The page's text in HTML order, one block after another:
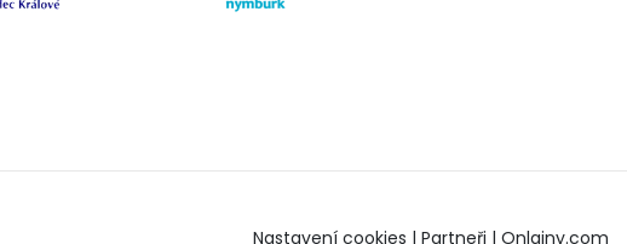
Nastavení cookies | Partneři | Onlajny.com